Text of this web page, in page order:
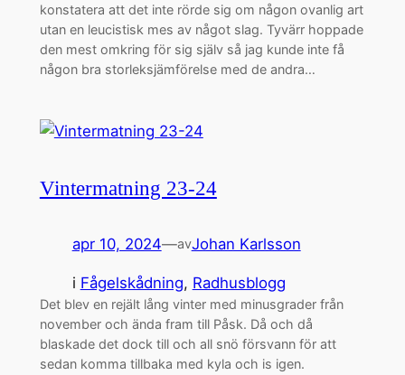
konstatera att det inte rörde sig om någon ovanlig art
utan en leucistisk mes av något slag. Tyvärr hoppade
den mest omkring för sig själv så jag kunde inte få
någon bra storleksjämförelse med de andra…
Vintermatning 23-24
apr 10, 2024—avJohan Karlsson
i Fågelskådning, Radhusblogg
Det blev en rejält lång vinter med minusgrader från
november och ända fram till Påsk. Då och då
blaskade det dock till och all snö försvann för att
sedan komma tillbaka med kyla och is igen.